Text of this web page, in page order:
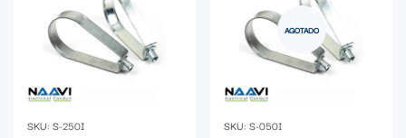
SKU: S-250I
AGOTADO
SKU: S-050I